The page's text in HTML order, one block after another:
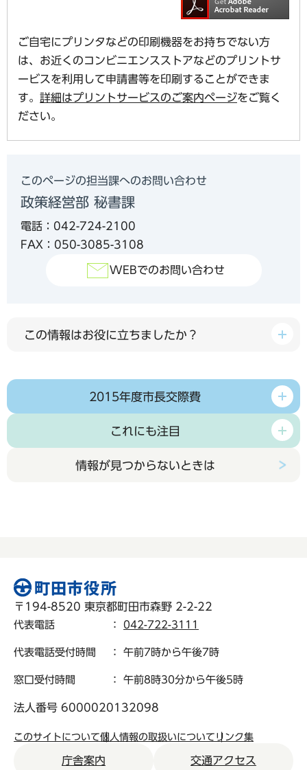
ご自宅にプリンタなどの印刷機器をお持ちでない方
は、お近くのコンビニエンスストアなどのプリントサ
ービスを利用して申請書等を印刷することができま
す。 詳細はプリントサービスのご案内ページをご覧く
ださい。
このページの担当課へのお問い合わせ
政策経営部 秘書課
電話：042-724-2100
FAX：050-3085-3108
WEBでのお問い合わせ
この情報はお役に立ちましたか？
2015年度市長交際費
これにも注目
情報が見つからないときは
〒194-8520 東京都町田市森野 2-2-22
代表電話 ： 042-722-3111
代表電話受付時間 ： 午前7時から午後7時
窓口受付時間 ： 午前8時30分から午後5時
法人番号 6000020132098
このサイトについて個人情報の取扱いについて リンク集
庁舎案内 交通アクセス